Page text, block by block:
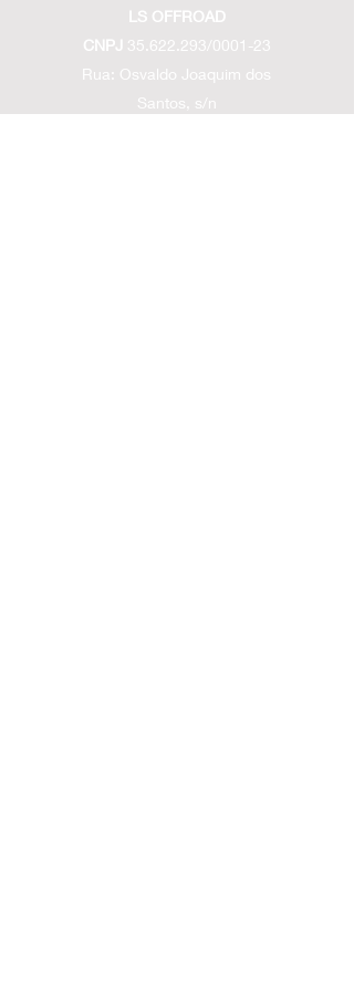
LS OFFROAD
CNPJ 35.622.293 /0001-23
Rua: Osvaldo Joaquim dos
Santos, s/n